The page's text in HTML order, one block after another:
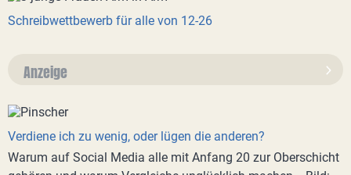
Schreibwettbewerb für alle von 12-26
Anzeige
Verdiene ich zu wenig, oder lügen die anderen?
Warum auf Social Media alle mit Anfang 20 zur Oberschicht